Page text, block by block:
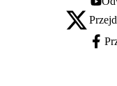
X - otwiera się